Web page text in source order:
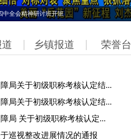
召开
乡镇报道 荣誉台
局关于初级职称考核认定结...
局关于初级职称考核认定结...
局 关于初级职称考核认定...
巡视整改进展情况的通报